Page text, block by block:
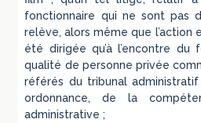
fonctionnaire qui ne sont pas
relève, alors même que l’action
été dirigée qu’à l’encontre du
qualité de personne privée
référés du tribunal
ordonnance, de la
administrative ;